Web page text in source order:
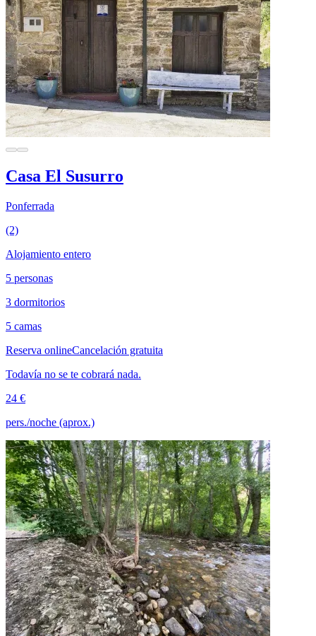
Casa El Susurro
Ponferrada
(2)
Alojamiento entero
5 personas
3 dormitorios
5 camas
Reserva onlineCancelación gratuita
Todavía no se te cobrará nada.
24 €
pers./noche (aprox.)